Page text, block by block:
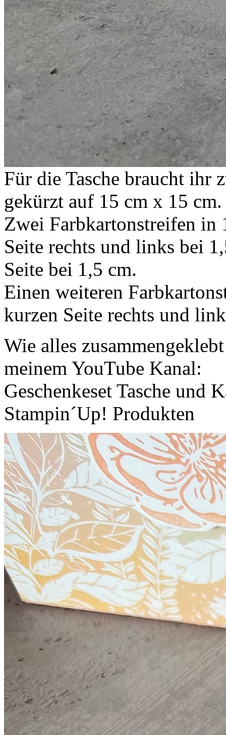
Für die Tasche braucht ihr
gekürzt auf 15 cm x 15 cm.
Zwei Farbkartonstreifen in
Seite rechts und links bei
Seite bei 1,5 cm.
Einen weiteren
kurzen Seite rechts und
Wie alles
meinem YouTube Kanal:
Geschenkeset Tasche und
Stampin´Up! Produkten